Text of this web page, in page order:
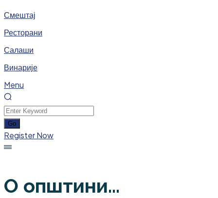
Смештај
Ресторани
Салаши
Винарије
Menu
Register Now
О општини...